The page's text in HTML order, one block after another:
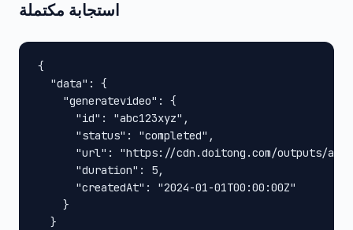
استجابة مكتملة
{
  "data": {
    "generatevideo": {
      "id": "abc123xyz",
      "status": "completed",
"url": "https://cdn.doitong.com/outputs/
      "duration": 5,
      "createdAt": "2024-01-01T00:00:00Z"
    }
  }